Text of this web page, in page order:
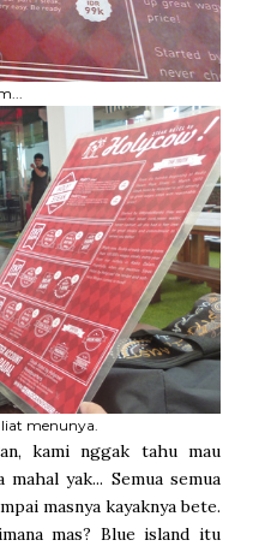
menunya.
kami nggak tahu mau
yak... Semua semua
masnya kayaknya bete.
mas? Blue island itu